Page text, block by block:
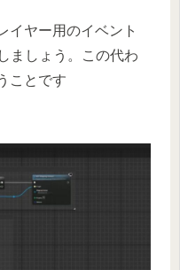
イヤー用のイベント
ましょう。この代わ
ことです